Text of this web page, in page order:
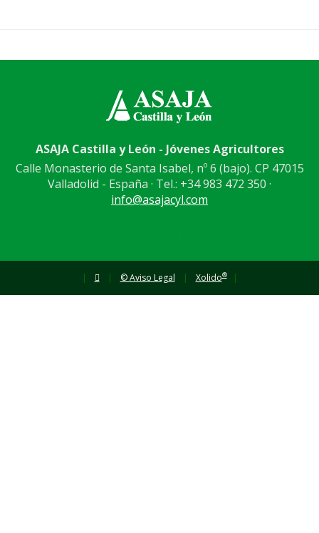
ASAJA Castilla y León - Jóvenes Agricultores
Calle Monasterio de Santa Isabel, nº 6 (bajo). CP 47015
Valladolid - España · Tel.: +34 983 472 350 ·
info@asajacyl.com
| | © Aviso Legal | Xolido® |